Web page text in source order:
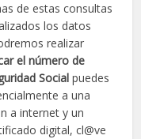
de estas consultas
los datos
realizar
el número de
Social puedes
a una
a internet y un
digital, cl@ve